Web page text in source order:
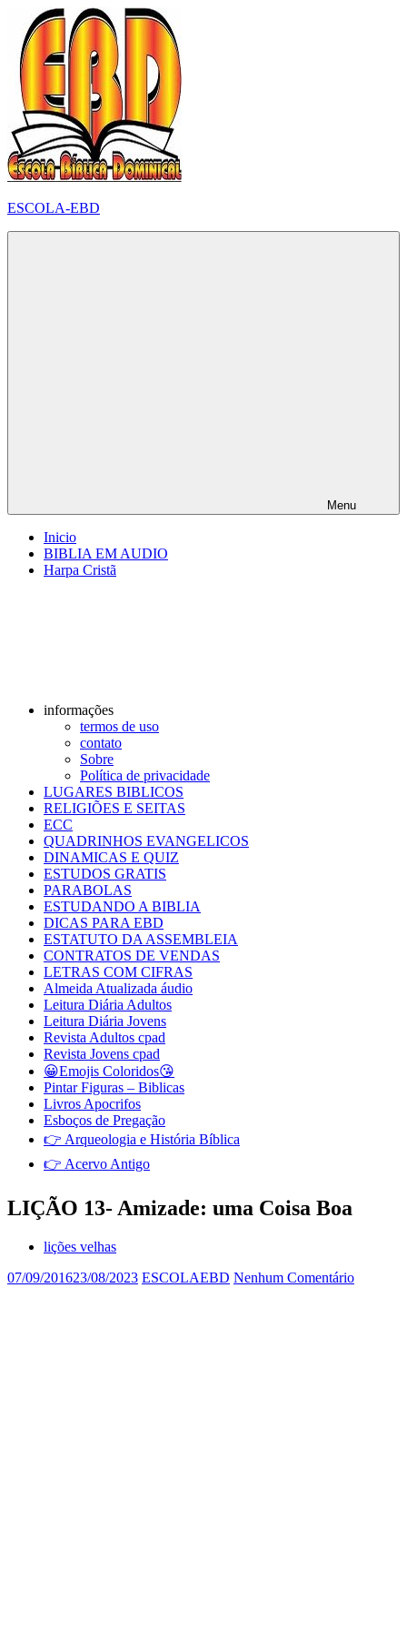
para
conteúdo
ESCOLA-EBD
Menu
Inicio
BIBLIA EM AUDIO
Harpa Cristã
informações
termos de uso
contato
Sobre
Política de privacidade
LUGARES BIBLICOS
RELIGIÕES E SEITAS
ECC
QUADRINHOS EVANGELICOS
DINAMICAS E QUIZ
ESTUDOS GRATIS
PARABOLAS
ESTUDANDO A BIBLIA
DICAS PARA EBD
ESTATUTO DA ASSEMBLEIA
CONTRATOS DE VENDAS
LETRAS COM CIFRAS
Almeida Atualizada áudio
Leitura Diária Adultos
Leitura Diária Jovens
Revista Adultos cpad
Revista Jovens cpad
😀Emojis Coloridos😘
Pintar Figuras – Biblicas
Livros Apocrifos
Esboços de Pregação
👉 Arqueologia e História Bíblica
👉 Acervo Antigo
LIÇÃO 13- Amizade: uma Coisa Boa
lições velhas
07/09/201623/08/2023 ESCOLAEBD Nenhum Comentário